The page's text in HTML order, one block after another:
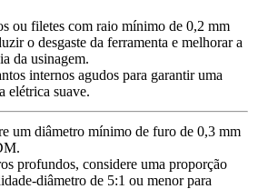
ou filetes com raio mínimo de 0,2 mm
o desgaste da ferramenta e melhorar a
da usinagem.
internos agudos para garantir uma
elétrica suave.
um diâmetro mínimo de furo de 0,3 mm
profundos, considere uma proporção
diâmetro de 5:1 ou menor para